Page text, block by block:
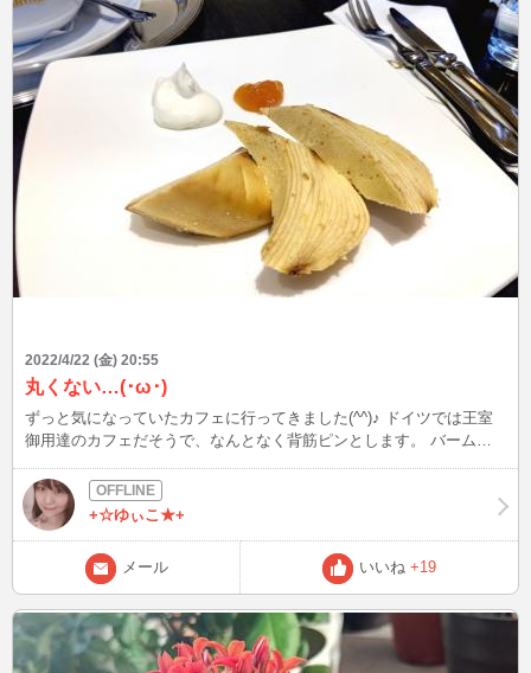
2022/4/22 (金) 20:55
丸くない…(･ω･)
ずっと気になっていたカフェに行ってきました(^^)♪ ドイツでは王室
御用達のカフェだそうで、なんとなく背筋ピンとします。 バームク
違うのが来てビックリしました。 ドイツではこうなのかなぁ？ 本場
を楽しむには良いんでしょうねぇ(^^)♪ …クラブハリエ行きたい(ボソ
ッ)
+☆ゆぃこ★+
メール いいね +19